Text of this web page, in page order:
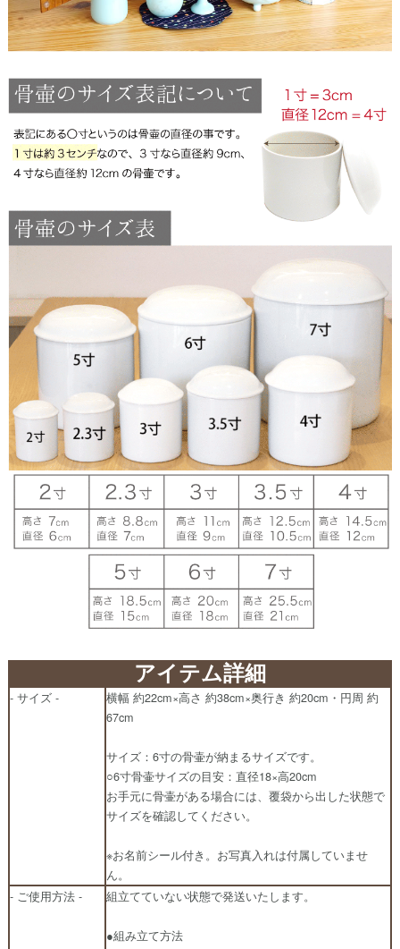
アイテム詳細
- サイズ -
横幅 約22cm×高さ 約38cm×奥行き 約20cm・円周 約
67cm
サイズ：6寸の骨壷が納まるサイズです。
○6寸骨壷サイズの目安：直径18×高20cm
お手元に骨壷がある場合には、覆袋から出した状態で
サイズを確認してください。
※お名前シール付き。お写真入れは付属していませ
ん。
- ご使用方法 -
組立てていない状態で発送いたします。
●組み立て方法